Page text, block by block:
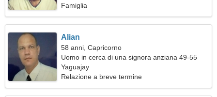
Famiglia
Alian
58 anni, Capricorno
Uomo in cerca di una signora anziana 49-55
Yaguajay
Relazione a breve termine